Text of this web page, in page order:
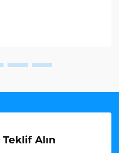
Alın